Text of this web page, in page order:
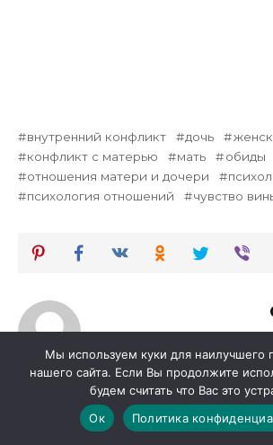
внутренний конфликт дочь
конфликт с матерью
мать
обиды
отношения матери и дочери
психология отношений
чувство
Оцените автора
Мы используем куки для наилучшего
нашего сайта. Если Вы продолжите
будем считать что Вас это
Ок
Политика